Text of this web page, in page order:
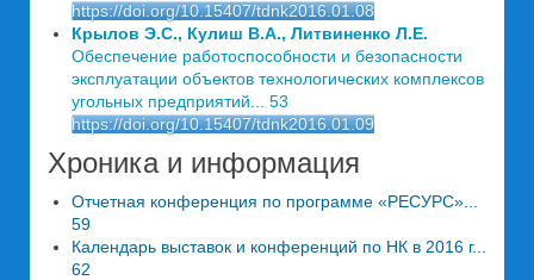
https://doi.org/10.15407/tdnk2016.01.08
Крылов Э.С., Кулиш В.А., Литвиненко Л.Е.
Обеспечение работоспособности и безопасности
эксплуатации объектов технологических комплексов
угольных предприятий... 53
https://doi.org/10.15407/tdnk2016.01.09
Хроника и информация
Отчетная конференция по программе «РЕСУРС»...
59
Календарь выставок и конференций по НК в 2016 г...
62